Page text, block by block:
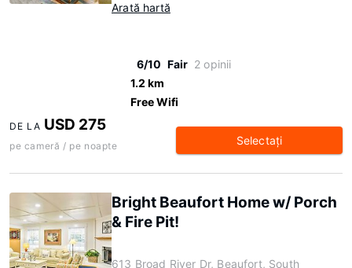
Arată hartă
6/10 Fair 2 opinii
1.2 km
Free Wifi
DE LA USD 275
pe cameră / pe noapte Selectaţi
Bright Beaufort Home w/ Porch
& Fire Pit!
613 Broad River Dr, Beaufort, South